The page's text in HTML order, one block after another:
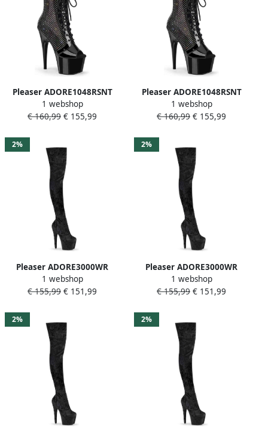
Pleaser ADORE1048RSNT
Plateau Laarzen 40 Shoes
Zwart
1 webshop
€ 160,99 € 155,99
Pleaser ADORE1048RSNT
Plateau Laarzen 37 Shoes
Zwart
1 webshop
€ 160,99 € 155,99
2%
Pleaser ADORE3000WR
Plateau overknee Laarzen
35 Shoes Zwart
1 webshop
€ 155,99 € 151,99
2%
Pleaser ADORE3000WR
Plateau overknee Laarzen
41 Shoes Zwart
1 webshop
€ 155,99 € 151,99
2% 2%